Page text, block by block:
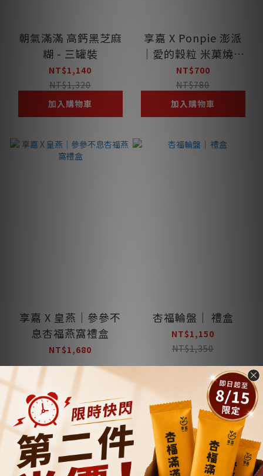
朝氣滿滿 高鈣黑芝麻
糊 - 三罐裝
NT$1,140
NT$1,320
加入購物車
享嘉 X Ponpie 澎派
｜愛的穀粒 米菓燒禮
盒
NT$700
NT$780
加入購物車
享嘉 X 皇燕｜參參不
息杏福燕窩禮盒
NT$1,680
杏福輪盤｜ 禮盒
NT$1,150
NT$1,350
加入購物車